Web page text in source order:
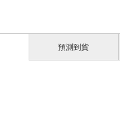
預測到貨